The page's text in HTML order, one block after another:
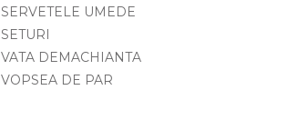
SERVETELE UMEDE
SETURI
VATA DEMACHIANTA
VOPSEA DE PAR